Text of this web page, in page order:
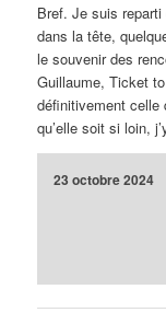
Bref. Je suis
dans la tête,
le souvenir des
Guillaume, Ticket
définitivement celle
qu’elle soit si loin,
23 octobre 2024